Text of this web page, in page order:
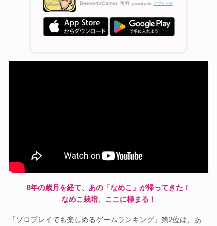
BeeworksGames 無料 posted with アプリーチ
8年の歳月を経て、あの「なめこ」が帰ってきた！
なめこ栽培、ここに極まる！
「ソロプレイでも楽しめるゲームランキング」第2位は、あ